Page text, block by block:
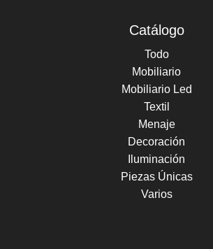
Catálogo
Todo
Mobiliario
Mobiliario Led
Textil
Menaje
Decoración
Iluminación
Piezas Únicas
Varios